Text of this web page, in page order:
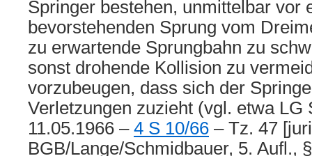
Springer bestehen, unmittelbar vor
bevorstehenden Sprung vom
zu erwartende Sprungbahn zu
sonst drohende Kollision zu
vorzubeugen, dass sich der
Verletzungen zuzieht (vgl. etwa LG
11.05.1966 – 4 S 10/66 – Tz. 47
BGB/Lange/Schmidbauer, 5. Aufl.,